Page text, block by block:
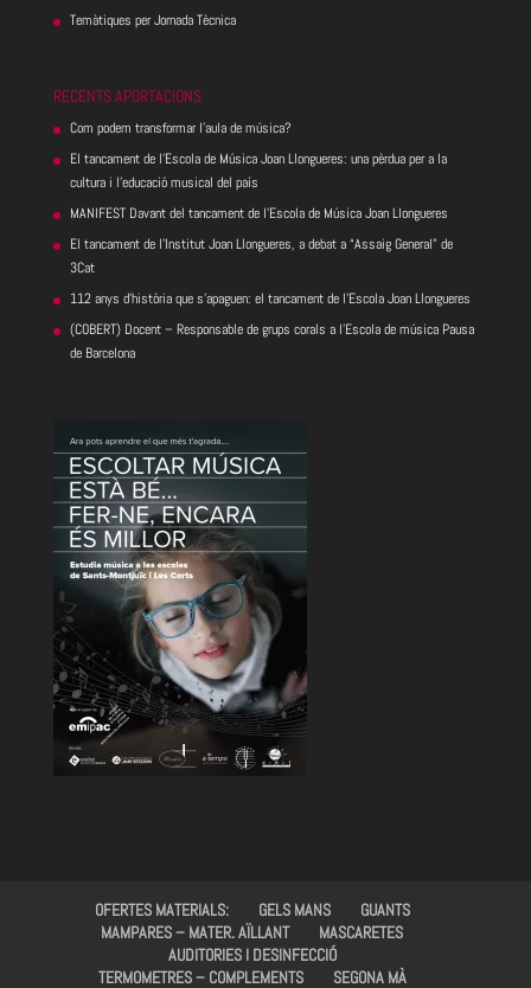
Temàtiques per Jornada Tècnica
RECENTS APORTACIONS
Com podem transformar l’aula de música?
El tancament de l’Escola de Música Joan Llongueres: una pèrdua per a la
cultura i l’educació musical del país
MANIFEST Davant del tancament de l’Escola de Música Joan Llongueres
El tancament de l’Institut Joan Llongueres, a debat a “Assaig General” de
3Cat
112 anys d’història que s’apaguen: el tancament de l’Escola Joan Llongueres
(COBERT) Docent – Responsable de grups corals a l’Escola de música Pausa
de Barcelona
OFERTES MATERIALS: GELS MANS
GUANTS
MAMPARES – MATER. AÏLLANT
MASCARETES
AUDITORIES I DESINFECCIÓ
TERMOMETRES – COMPLEMENTS
SEGONA MÀ